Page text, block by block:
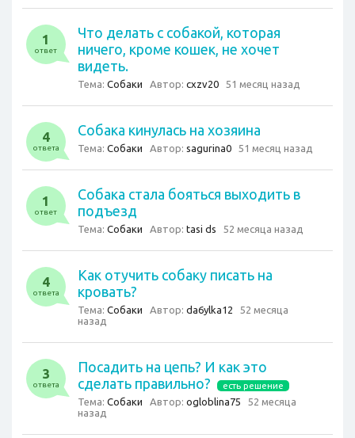
1
ответ
Что делать с собакой, которая
ничего, кроме кошек, не хочет
видеть.
Тема: Собаки Автор: cxzv20 51 месяц назад
4
ответа
Собака кинулась на хозяина
Тема: Собаки Автор: sagurina0 51 месяц назад
1
ответ
Собака стала бояться выходить в
подъезд
Тема: Собаки Автор: tasi ds 52 месяца назад
4
ответа
Как отучить собаку писать на
кровать?
Тема: Собаки Автор: da6ylka12
52 месяца
назад
3
ответа
Посадить на цепь? И как это
сделать правильно?
есть решение
Тема: Собаки Автор: ogloblina75
52 месяца
назад